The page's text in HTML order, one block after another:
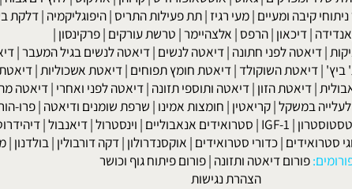
8567140 או במייל:kobisport@gmail.com
ומפרקים|גאוט|אוסטאופורוזיס|קרוהן|אולקוס|לחץ דם גבוה |
קיבה ומעיים| מעי רגיז |תת פעילות התריס|היפוגליקמיה|דלקת
|דיכאון|הרפס|אלצהיימר| טרשת עורקים|פרקינסון|
דיאטה לפני חתונה|דיאטה לנשים|דיאטה לנשים בגיל המעבר|
|דיאטת השוקולד|דיאטת חומץ תפוחים|דיאטת אשכוליות|דיאטת
|דיאטת הזון|דיאטה ותוספי תזונה|דיאטה לפני ואחרי|דיאטה
במשקל|קריאטין|חומצות אמינו|שרפת שומנים ודיאטה| פרו-
|
IGF-1
|סטרואידים אנאבוליים|וינסטרול|דיאנבול
כדורי סטרואידים|אוקסנדרולון